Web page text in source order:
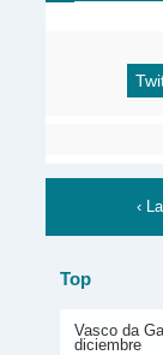
‹
Top
Vasco da
diciembre